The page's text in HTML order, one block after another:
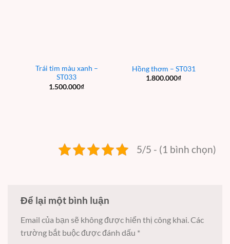
Trái tim màu xanh –
ST033
1.500.000₫
Hồng thơm – ST031
1.800.000₫
5/5 - (1 bình chọn)
Để lại một bình luận
Email của bạn sẽ không được hiển thị công khai.Các
trường bắt buộc được đánh dấu *